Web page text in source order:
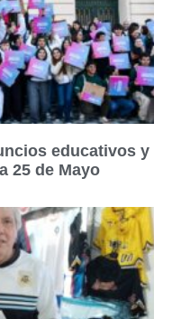
educativos y
25 de Mayo